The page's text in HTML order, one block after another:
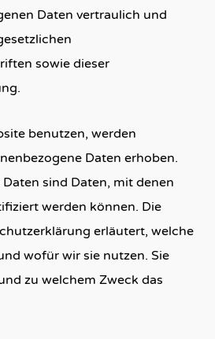
Daten vertraulich und
sowie dieser
benutzen, werden
Daten erhoben.
sind Daten, mit denen
werden können. Die
erläutert, welche
wofür wir sie nutzen. Sie
zu welchem Zweck das